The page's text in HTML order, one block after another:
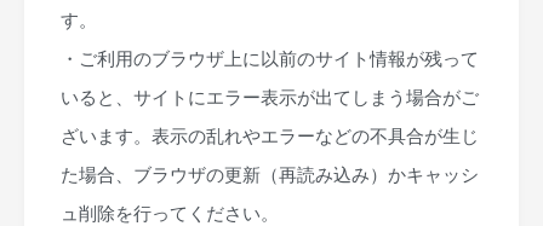
す。
・ご利用のブラウザ上に以前のサイト情報が残って
いると、サイトにエラー表示が出てしまう場合がご
ざいます。表示の乱れやエラーなどの不具合が生じ
た場合、ブラウザの更新（再読み込み）かキャッシ
ュ削除を行ってください。